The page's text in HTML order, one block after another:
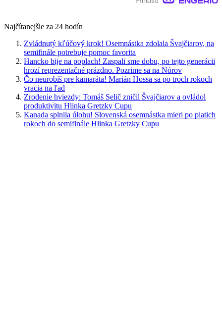
Najčítanejšie za 24 hodín
Zvládnutý kľúčový krok! Osemnástka zdolala Švajčiarov, na
semifinále potrebuje pomoc favorita
Hancko bije na poplach! Zaspali sme dobu, po tejto generácii
hrozí reprezentačné prázdno. Pozrime sa na Nórov
Čo neurobíš pre kamaráta! Marián Hossa sa po troch rokoch
vracia na ľad
Zrodenie hviezdy: Tomáš Selič zničil Švajčiarov a ovládol
produktivitu Hlinka Gretzky Cupu
Kanada splnila úlohu! Slovenská osemnástka mieri po piatich
rokoch do semifinále Hlinka Gretzky Cupu